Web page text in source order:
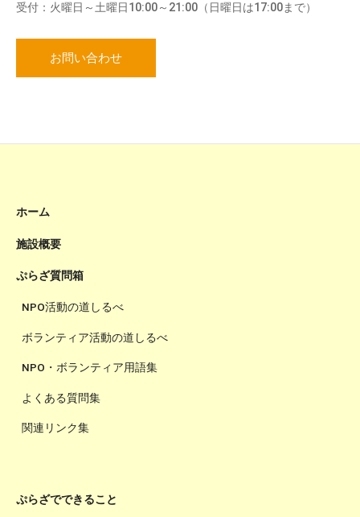
受付：火曜日～土曜日10:00～21:00（日曜日は17:00まで）
お問い合わせ
ホーム
施設概要
ぷらざ質問箱
NPO活動の道しるべ
ボランティア活動の道しるべ
NPO・ボランティア用語集
よくある質問集
関連リンク集
ぷらざでできること